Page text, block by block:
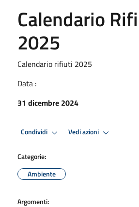
Calendario
2025
Calendario rifiuti 2025
Data :
31 dicembre 2024
Condividi Vedi azioni
Categorie:
Ambiente
Argomenti: